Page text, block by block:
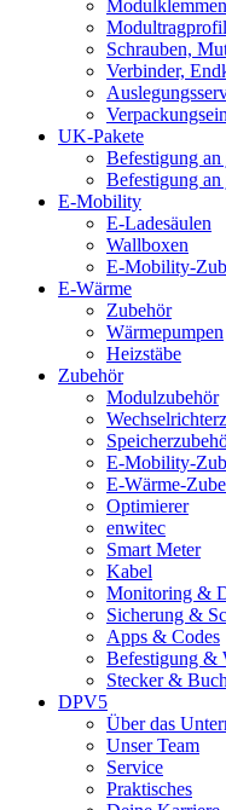
Modulklemmen
Schrauben,
Verbinder,
UK-Pakete
Befestigung an
Befestigung an
E-Mobility
E-Ladesäulen
Wallboxen
E-Mobility-
E-Wärme
Zubehör
Wärmepumpen
Heizstäbe
Zubehör
Modulzubehör
E-Mobility-
E-Wärme-
Optimierer
enwitec
Smart Meter
Kabel
Monitoring &
Sicherung &
Apps & Codes
Befestigung &
Stecker &
DPV5
Über das
Unser Team
Service
Praktisches